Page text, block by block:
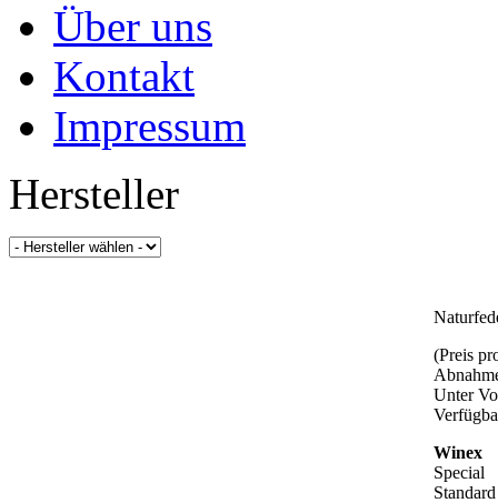
Über uns
Kontakt
Impressum
Hersteller
(Preis
Unter
Winex
Special
Standard